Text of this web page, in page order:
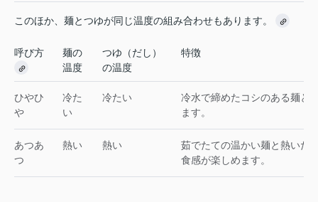
このほか、麺とつゆが同じ温度の組み合わせもあります。
呼び方
麺の
温度
つゆ（だし）
の温度
特徴
ひやひ
や
冷た
い
冷たい
冷水で締めたコシのある麺と
ます。
あつあ
つ
熱い 熱い
茹でたての温かい麺と熱いだ
食感が楽しめます。